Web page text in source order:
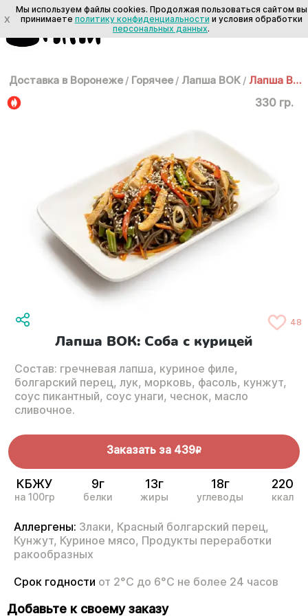
Доставка в Воронеже / Горячее / Лапша ВОК / Лапша ВОК: Соба с курицей
330 гр.
48
Лапша ВОК: Соба с курицей
Состав: гречневая лапша, куриное филе,
болгарский перец, лук, морковь, фасоль, кунжут,
соус пикантный, соус унаги, чеснок, масло
сливочное.
Заказать за 439R
КБЖУ
на 100гр
9г
белки
13г
жиры
18г
углеводы
220
ккал
Аллергены: Злаки, Красный болгарский перец,
Кунжут, Куриное мясо, Продукты переработки
ракообразных
Срок годности от 2°С до 6°С не более 24 часов
Добавьте к своему заказу
X
Мы используем файлы cookies. Продолжая пользоваться сайтом вы
принимаете политику конфиденциальности и условия обработки
персональных данных.